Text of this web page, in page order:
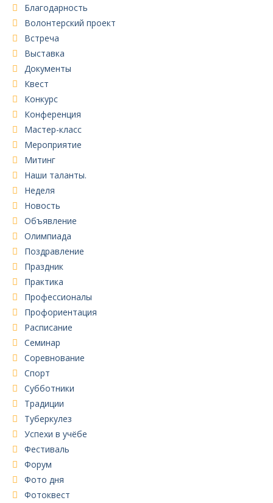
Благодарность
Волонтерский проект
Встреча
Выставка
Документы
Квест
Конкурс
Конференция
Мастер-класс
Мероприятие
Митинг
Наши таланты.
Неделя
Новость
Объявление
Олимпиада
Поздравление
Праздник
Практика
Профессионалы
Профориентация
Расписание
Семинар
Соревнование
Спорт
Субботники
Традиции
Туберкулез
Успехи в учёбе
Фестиваль
Форум
Фото дня
Фотоквест